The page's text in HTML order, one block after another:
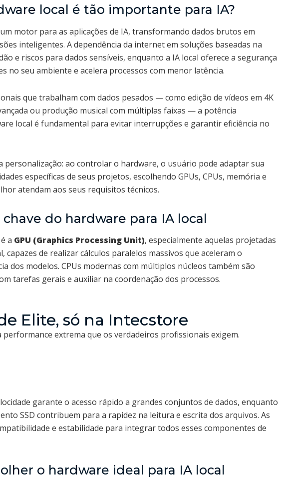
local é tão importante para IA?
motor para as aplicações de IA, transformando dados brutos em
inteligentes. A dependência da internet em soluções baseadas na
e riscos para dados sensíveis, enquanto a IA local oferece a segurança
no seu ambiente e acelera processos com menor latência.
que trabalham com dados pesados — como edição de vídeos em 4K
ou produção musical com múltiplas faixas — a potência
local é fundamental para evitar interrupções e garantir eficiência no
ao controlar o hardware, o usuário pode adaptar sua
específicas de seus projetos, escolhendo GPUs, CPUs, memória e
atendam aos seus requisitos técnicos.
do hardware para IA local
a GPU (Graphics Processing Unit), especialmente aquelas projetadas
capazes de realizar cálculos paralelos massivos que aceleram o
dos modelos. CPUs modernas com múltiplos núcleos também são
tarefas gerais e auxiliar na coordenação dos processos.
Elite, só na Intecstore
extrema que os verdadeiros profissionais exigem.
garante o acesso rápido a grandes conjuntos de dados, enquanto
SSD contribuem para a rapidez na leitura e escrita dos arquivos. As
e estabilidade para integrar todos esses componentes de
o hardware ideal para IA local